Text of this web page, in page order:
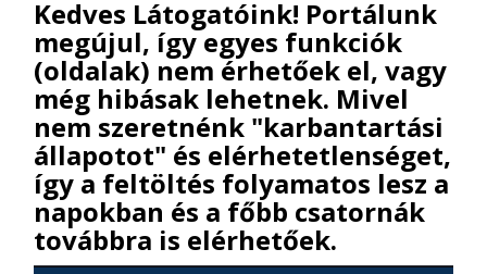
Kedves Látogatóink! Portálunk
megújul, így egyes funkciók
(oldalak) nem érhetőek el, vagy
még hibásak lehetnek. Mivel
nem szeretnénk "karbantartási
állapotot" és elérhetetlenséget,
így a feltöltés folyamatos lesz a
napokban és a főbb csatornák
továbbra is elérhetőek.